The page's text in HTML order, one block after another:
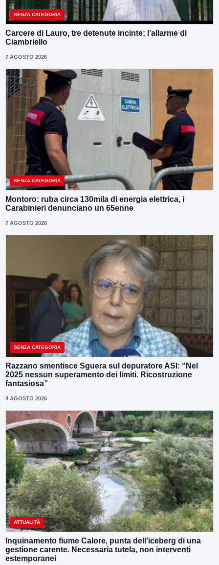
SENZA CATEGORIA
Carcere di Lauro, tre detenute incinte: l’allarme di
Ciambriello
7 AGOSTO 2026
SENZA CATEGORIA
Montoro: ruba circa 130mila di energia elettrica, i
Carabinieri denunciano un 65enne
7 AGOSTO 2026
SENZA CATEGORIA
Razzano smentisce Sguera sul depuratore ASI: “Nel
2025 nessun superamento dei limiti. Ricostruzione
fantasiosa”
4 AGOSTO 2026
ATTUALITÀ
Inquinamento fiume Calore, punta dell’iceberg di una
gestione carente. Necessaria tutela, non interventi
estemporanei